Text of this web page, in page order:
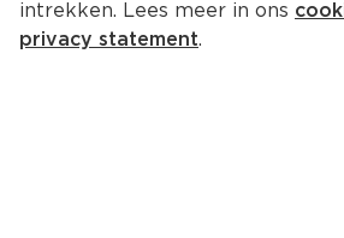
Per Pak 117 g  (per kilo €16.67)
intrekken. Lees meer in ons
privacy statement.